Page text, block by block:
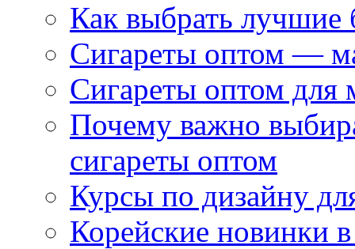
Как выбрать
Сигареты оптом —
Сигареты оптом для
Почему важно
сигареты оптом
Курсы по дизайну
Корейские новинки